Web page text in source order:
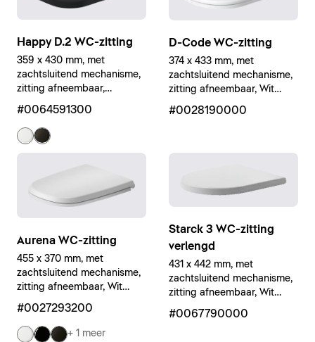
Happy D.2 WC-zitting
359 x 430 mm, met
zachtsluitend mechanisme,
zitting afneembaar,
#0064591300
D-Code WC-zitting
374 x 433 mm, met
zachtsluitend mechanisme,
zitting afneembaar, Wit
Hoogglans
#0028190000
Aurena WC-zitting
455 x 370 mm, met
zachtsluitend mechanisme,
zitting afneembaar, Wit
Zijdemat
#0027293200
+ 1 meer
Starck 3 WC-zitting
verlengd
431 x 442 mm, met
zachtsluitend mechanisme,
zitting afneembaar, Wit
Hoogglans
#0067790000